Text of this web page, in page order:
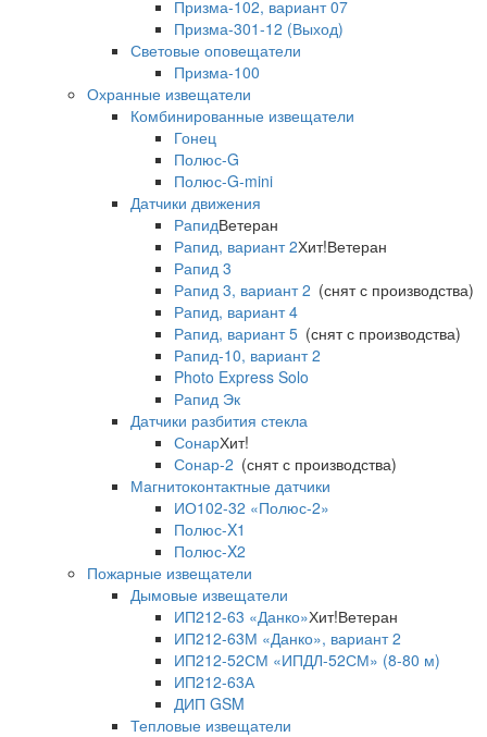
Призма-102, вариант 07
Призма-301-12 (Выход)
Световые оповещатели
Призма-100
Охранные извещатели
Комбинированные извещатели
Гонец
Полюс-G
Полюс-G-mini
Датчики движения
РапидВетеран
Рапид, вариант 2Хит!Ветеран
Рапид 3
Рапид 3, вариант 2 (снят с производства)
Рапид, вариант 4
Рапид, вариант 5 (снят с производства)
Рапид-10, вариант 2
Photo Express Solo
Рапид Эк
Датчики разбития стекла
СонарХит!
Сонар-2 (снят с производства)
Магнитоконтактные датчики
ИО102-32 «Полюс-2»
Полюс-X1
Полюс-X2
Пожарные извещатели
Дымовые извещатели
ИП212-63 «Данко»Хит!Ветеран
ИП212-63М «Данко», вариант 2
ИП212-52СМ «ИПДЛ-52СМ» (8-80 м)
ИП212-63А
ДИП GSM
Тепловые извещатели